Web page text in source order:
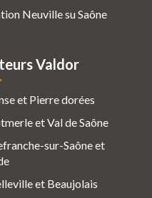
Neuville su Saône
Valdor
et Pierre dorées
et Val de Saône
sur-Saône et
et Beaujolais